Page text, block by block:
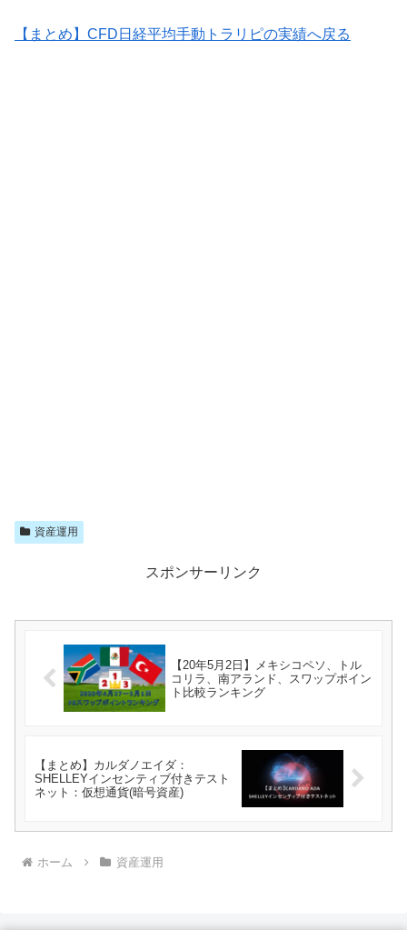
【まとめ】CFD日経平均手動トラリピの実績へ戻る
資産運用
スポンサーリンク
【20年5月2日】メキシコペソ、トル
コリラ、南アランド、スワップポイン
ト比較ランキング
【まとめ】カルダノエイダ：
SHELLEYインセンティブ付きテスト
ネット：仮想通貨(暗号資産)
ホーム 資産運用